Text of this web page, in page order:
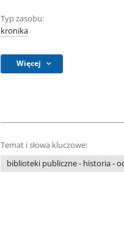
Typ zasobu:
kronika
Więcej
Temat i słowa kluczowe:
biblioteki publiczne - historia -